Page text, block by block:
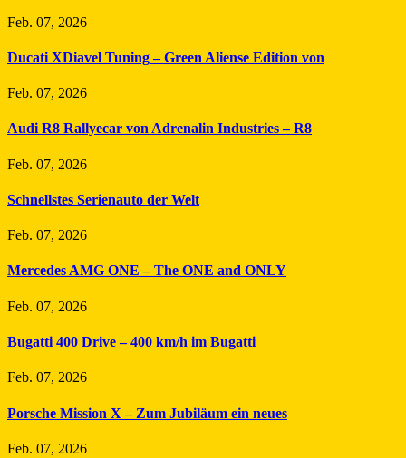
Feb. 07, 2026
Ducati XDiavel Tuning – Green Aliense Edition von
Feb. 07, 2026
Audi R8 Rallyecar von Adrenalin Industries – R8
Feb. 07, 2026
Schnellstes Serienauto der Welt
Feb. 07, 2026
Mercedes AMG ONE – The ONE and ONLY
Feb. 07, 2026
Bugatti 400 Drive – 400 km/h im Bugatti
Feb. 07, 2026
Porsche Mission X – Zum Jubiläum ein neues
Feb. 07, 2026